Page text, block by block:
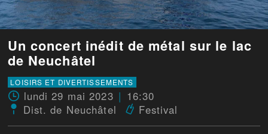
Un concert inédit de métal sur le lac
de Neuchâtel
LOISIRS ET DIVERTISSEMENTS
lundi 29 mai 2023
16:30
Dist. de Neuchâtel
Festival